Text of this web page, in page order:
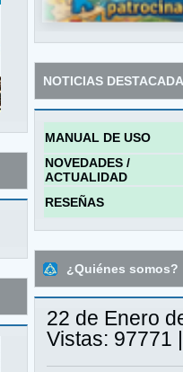
NOTICIAS
MANUAL DE USO
NOVEDADES /
ACTUALIDAD
RESEÑAS
¿Quiénes somos?
22 de Enero
Vistas: 97771